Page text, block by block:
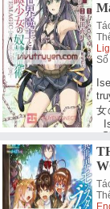
女